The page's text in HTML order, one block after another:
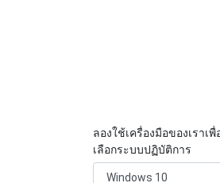
ลองใช้เครื่องมือของเราเ
เลือกระบบปฏิบัติการ